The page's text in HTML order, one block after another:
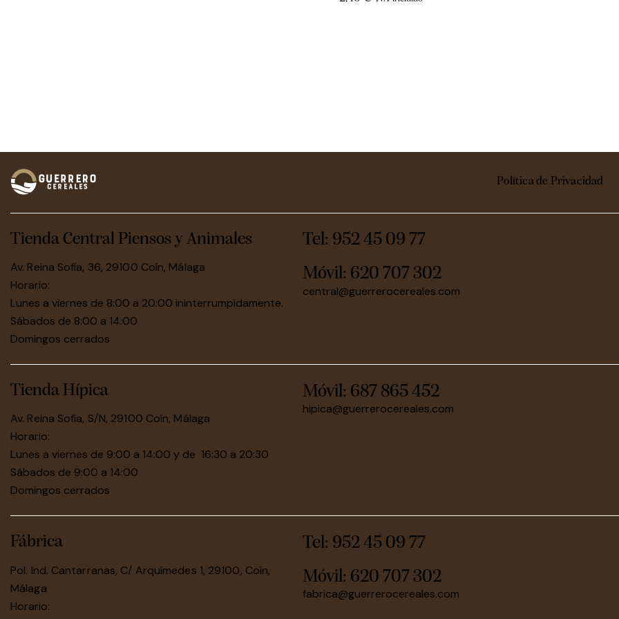
Política de Privacidad
Tienda Central Piensos y Animales
Av. Reina Sofía, 36, 29100 Coín, Málaga
Horario:
Lunes a viernes de 8:00 a 20:00 ininterrumpidamente.
Sábados de 8:00 a 14:00
Domingos cerrados
Tel: 952 45 09 77
Móvil: 620 707 302
central@guerrerocereales.com
Tienda Hípica
Av. Reina Sofía, S/N, 29100 Coín, Málaga
Horario:
Lunes a viernes de 9:00 a 14:00 y de 16:30 a 20:30
Sábados de 9:00 a 14:00
Domingos cerrados
Móvil: 687 865 452
hipica@guerrerocereales.com
Fábrica
Pol. Ind. Cantarranas, C/ Arquímedes 1, 29100, Coín,
Málaga
Horario:
Tel: 952 45 09 77
Móvil: 620 707 302
fabrica@guerrerocereales.com